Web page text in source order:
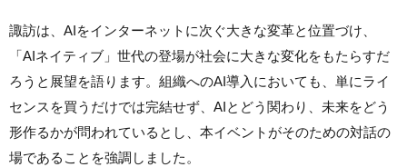
諏訪は、AIをインターネットに次ぐ大きな変革と位置づけ、
「AIネイティブ」世代の登場が社会に大きな変化をもたらすだ
ろうと展望を語ります。組織へのAI導入においても、単にライ
センスを買うだけでは完結せず、AIとどう関わり、未来をどう
形作るかが問われているとし、本イベントがそのための対話の
場であることを強調しました。